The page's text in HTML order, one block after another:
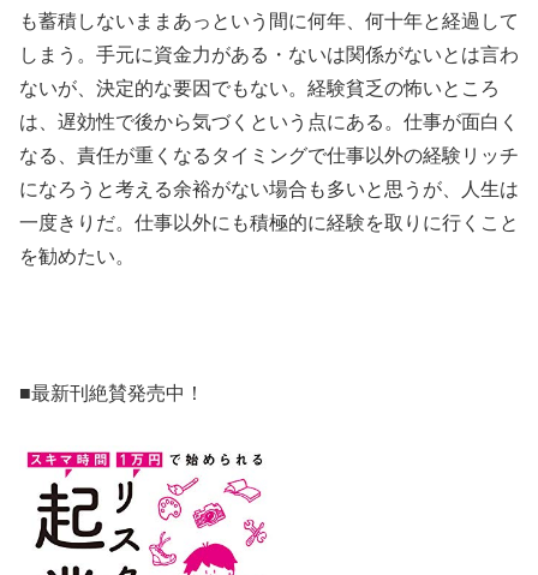
も蓄積しないままあっという間に何年、何十年と経過して
しまう。手元に資金力がある・ないは関係がないとは言わ
ないが、決定的な要因でもない。経験貧乏の怖いところ
は、遅効性で後から気づくという点にある。仕事が面白く
なる、責任が重くなるタイミングで仕事以外の経験リッチ
になろうと考える余裕がない場合も多いと思うが、人生は
一度きりだ。仕事以外にも積極的に経験を取りに行くこと
を勧めたい。
■最新刊絶賛発売中！